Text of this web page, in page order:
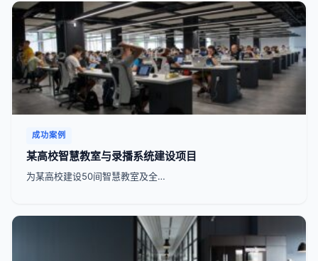
成功案例
某高校智慧教室与录播系统建设项目
为某高校建设50间智慧教室及全…